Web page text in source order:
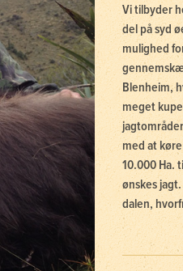
Vi tilbyder
del på syd
mulighed
Blenheim,
meget
med at
10.000 Ha.
ønskes
dalen,